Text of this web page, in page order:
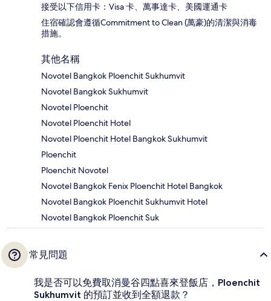
接受以下信用卡：Visa 卡、萬事達卡、美國運通卡
住宿確認會遵循Commitment to Clean (萬豪)的清潔與消毒
措施。
其他名稱
Novotel Bangkok Ploenchit Sukhumvit
Novotel Bangkok Sukhumvit
Novotel Ploenchit
Novotel Ploenchit Hotel
Novotel Ploenchit Hotel Bangkok Sukhumvit
Ploenchit
Ploenchit Novotel
Novotel Bangkok Fenix Ploenchit Hotel Bangkok
Novotel Bangkok Ploenchit Sukhumvit Hotel
Novotel Bangkok Ploenchit Suk
常見問題
我是否可以免費取消曼谷四點喜來登飯店，Ploenchit
Sukhumvit 的預訂並收到全額退款？